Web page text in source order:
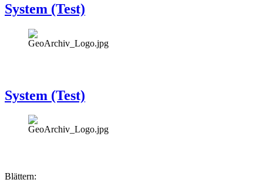
System (Test)
System (Test)
Blättern: